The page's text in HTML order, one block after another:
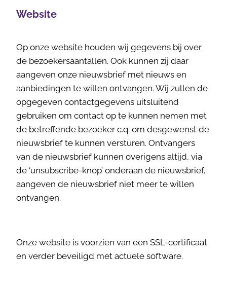
Website
Op onze website houden wij gegevens bij over
de bezoekersaantallen. Ook kunnen zij daar
aangeven onze nieuwsbrief met nieuws en
aanbiedingen te willen ontvangen. Wij zullen de
opgegeven contactgegevens uitsluitend
gebruiken om contact op te kunnen nemen met
de betreffende bezoeker c.q. om desgewenst de
nieuwsbrief te kunnen versturen. Ontvangers
van de nieuwsbrief kunnen overigens altijd, via
de ‘unsubscribe-knop’ onderaan de nieuwsbrief,
aangeven de nieuwsbrief niet meer te willen
ontvangen.
Onze website is voorzien van een SSL-certificaat
en verder beveiligd met actuele software.